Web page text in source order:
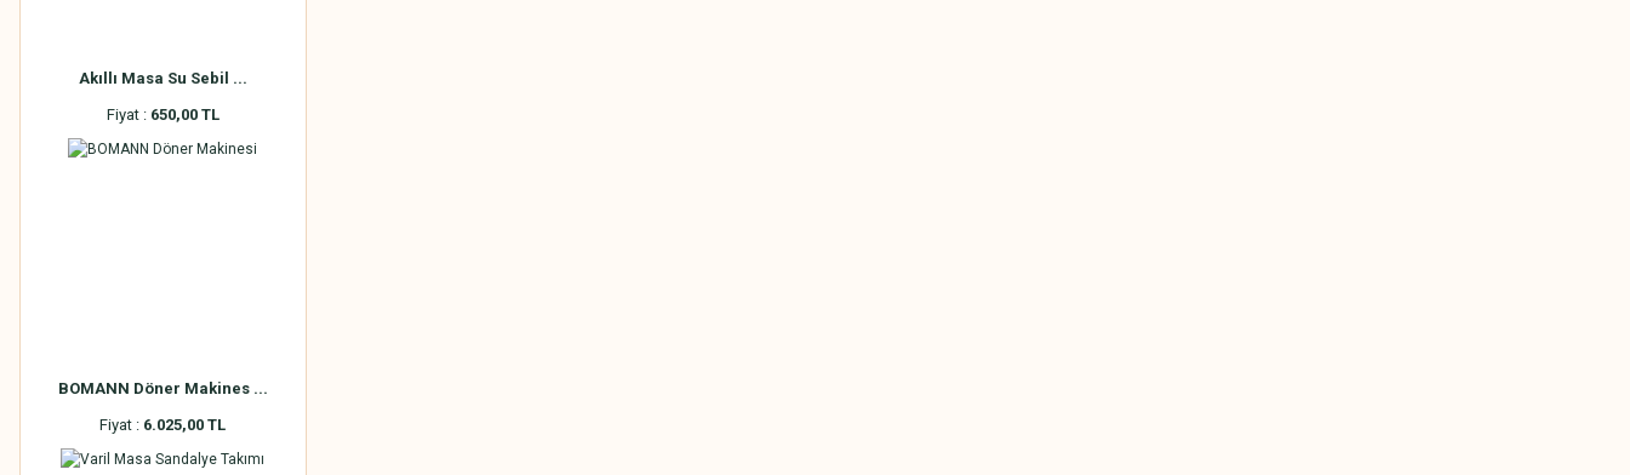
Akıllı Masa Su Sebil ...
Fiyat : 650,00 TL
BOMANN Döner Makines ...
Fiyat : 6.025,00 TL